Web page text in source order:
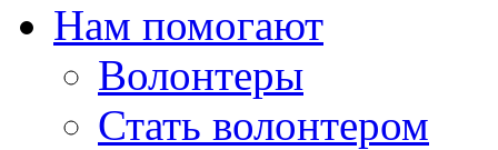
Нам помогают
Волонтеры
Стать волонтером